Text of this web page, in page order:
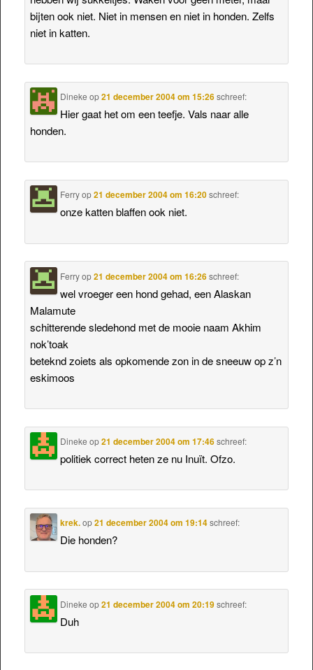
bijten ook niet. Niet in mensen en niet in honden. Zelfs
niet in katten.
Dineke op21 december 2004 om 15:26 schreef:
Hier gaat het om een teefje. Vals naar alle
honden.
Ferryop21 december 2004 om 16:20 schreef:
onze katten blaffen ook niet.
Ferryop21 december 2004 om 16:26 schreef:
wel vroeger een hond gehad, een Alaskan
Malamute
schitterende sledehond met de mooie naam Akhim
nok’toak
beteknd zoiets als opkomende zon in de sneeuw op z’n
eskimoos
Dineke op21 december 2004 om 17:46 schreef:
politiek correct heten ze nu Inuït. Ofzo.
krek.op21 december 2004 om 19:14 schreef:
Die honden?
Dineke op21 december 2004 om 20:19 schreef:
Duh